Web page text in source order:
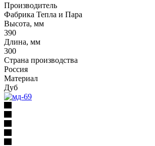
Производитель
Фабрика Тепла и Пара
Высота, мм
390
Длина, мм
300
Страна производства
Россия
Материал
Дуб